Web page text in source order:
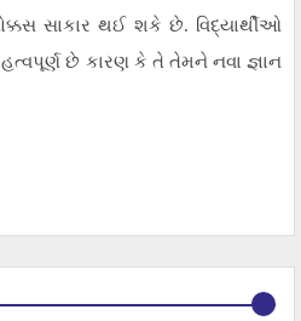
સાકાર થઈ શકે છે. વિદ્યાર્થીઓ
છે કારણ કે તે તેમને નવા જ્ઞાન